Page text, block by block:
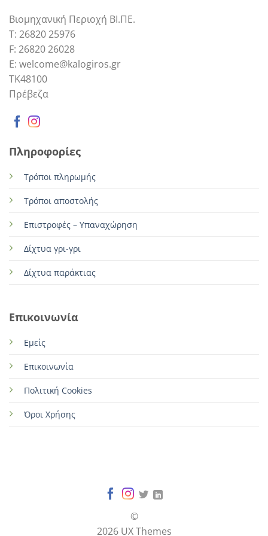
Βιομηχανική Περιοχή ΒΙ.ΠΕ.
Τ: 26820 25976
F: 26820 26028
E: welcome@kalogiros.gr
TK48100
Πρέβεζα
Πληροφορίες
Τρόποι πληρωμής
Τρόποι αποστολής
Επιστροφές – Υπαναχώρηση
Δίχτυα γρι-γρι
Δίχτυα παράκτιας
Επικοινωνία
Εμείς
Επικοινωνία
Πολιτική Cookies
Όροι Χρήσης
©
2026 UX Themes